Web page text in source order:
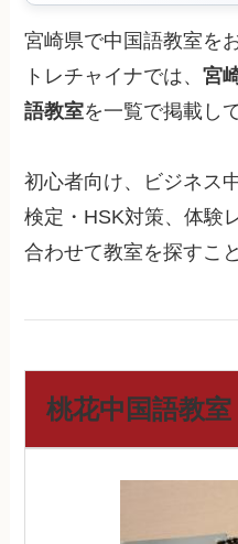
宮崎県で中国語教室を
トレチャイナでは、宮
語教室を一覧で掲載し
初心者向け、ビジネス
検定・HSK対策、体験
合わせて教室を探すこ
桃花中国語教室